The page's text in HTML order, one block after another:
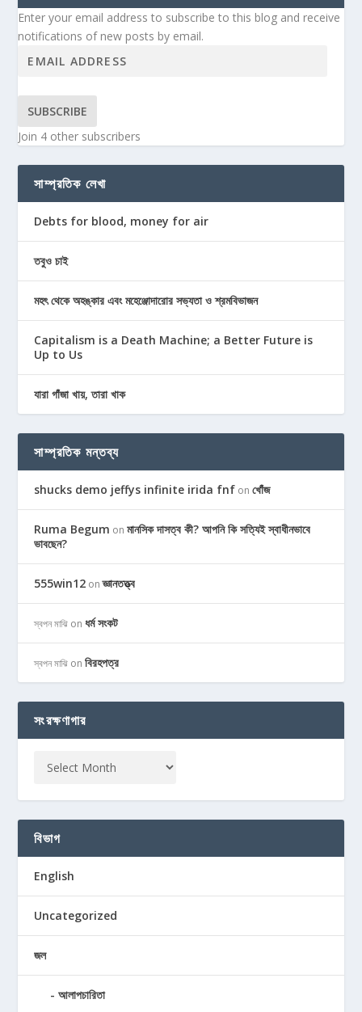
Enter your email address to subscribe to this blog and receive
notifications of new posts by email.
SUBSCRIBE
Join 4 other subscribers
সাম্প্রতিক লেখা
Debts for blood, money for air
তবুও চাই
মহৎ থেকে অহঙ্কার এবং মহেঞ্জোদারোর সভ্যতা ও শ্রমবিভাজন
Capitalism is a Death Machine; a Better Future is
Up to Us
যারা গাঁজা খায়, তারা খাক
সাম্প্রতিক মন্তব্য
shucks demo jeffys infinite irida fnf onখোঁজ
Ruma Begum onমানসিক দাসত্ব কী? আপনি কি সত্যিই স্বাধীনভাবে
ভাবছেন?
555win12 onজ্ঞানতত্ত্ব
স্বপন মাঝি onধর্ম সংকট
স্বপন মাঝি onবিরহপত্র
সংরক্ষণাগার
বিভাগ
English
Uncategorized
জল
আলাপচারিতা